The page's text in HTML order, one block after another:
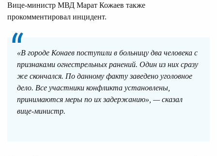
Вице-министр МВД Марат Кожаев также
прокомментировал инцидент.
«В городе Конаев поступили в больницу два человека с
признаками огнестрельных ранений. Один из них сразу
же скончался. По данному факту заведено уголовное
дело. Все участники конфликта установлены,
принимаются меры по их задержанию», — сказал
вице-министр.